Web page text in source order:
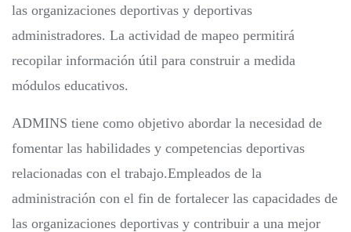
las organizaciones deportivas y deportivas
administradores. La actividad de mapeo permitirá
recopilar información útil para construir a medida
módulos educativos.
ADMINS tiene como objetivo abordar la necesidad de
fomentar las habilidades y competencias deportivas
relacionadas con el trabajo.Empleados de la
administración con el fin de fortalecer las capacidades de
las organizaciones deportivas y contribuir a una mejor